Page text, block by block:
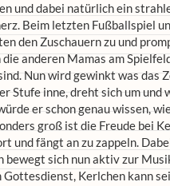
und dabei natürlich ein
Beim letzten Fußballspiel
den Zuschauern zu und
anderen Mamas am
Nun wird gewinkt was das
Stufe inne, dreht sich um und
er schon genau wissen,
groß ist die Freude bei
und fängt an zu zappeln.
sich nun aktiv zur
Kerlchen kann